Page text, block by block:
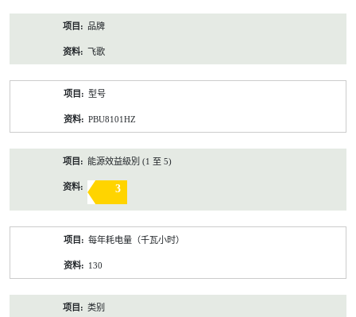
品牌
飞歌
型号
PBU8101HZ
能源效益級別 (1 至 5)
3
每年耗电量（千瓦小时）
130
类别